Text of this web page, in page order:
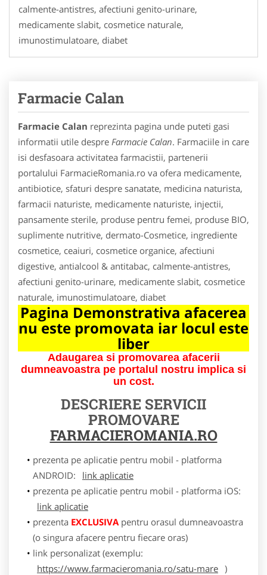
calmente-antistres, afectiuni genito-urinare,
medicamente slabit, cosmetice naturale,
imunostimulatoare, diabet
Farmacie Calan
Farmacie Calan reprezinta pagina unde puteti gasi
informatii utile despre Farmacie Calan. Farmaciile in care
isi desfasoara activitatea farmacistii, partenerii
portalului FarmacieRomania.ro va ofera medicamente,
antibiotice, sfaturi despre sanatate, medicina naturista,
farmacii naturiste, medicamente naturiste, injectii,
pansamente sterile, produse pentru femei, produse BIO,
suplimente nutritive, dermato-Cosmetice, ingrediente
cosmetice, ceaiuri, cosmetice organice, afectiuni
digestive, antialcool & antitabac, calmente-antistres,
afectiuni genito-urinare, medicamente slabit, cosmetice
naturale, imunostimulatoare, diabet
Pagina Demonstrativa afacerea
nu este promovata iar locul este
liber
Adaugarea si promovarea afacerii
dumneavoastra pe portalul nostru implica si
un cost.
DESCRIERE SERVICII
PROMOVARE
FARMACIEROMANIA.RO
prezenta pe aplicatie pentru mobil - platforma
ANDROID:
link aplicatie
prezenta pe aplicatie pentru mobil - platforma iOS:
link aplicatie
prezenta EXCLUSIVApentru orasul dumneavoastra
(o singura afacere pentru fiecare oras)
link personalizat (exemplu:
https://www.farmacieromania.ro/satu-mare )